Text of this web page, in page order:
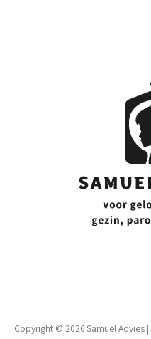
Copyright © 2026 Samuel Advies |